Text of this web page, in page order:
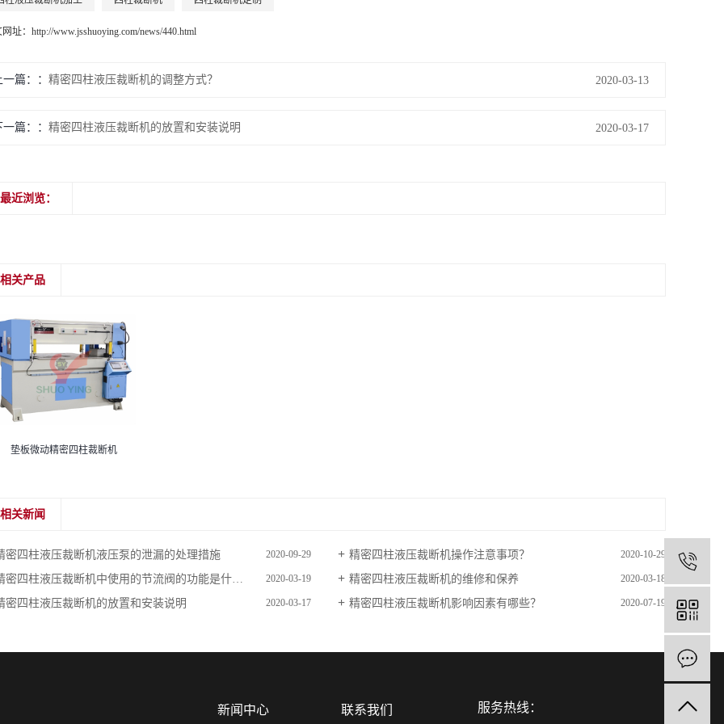
址： http://www.jsshuoying.com/news/440.html
篇： 精密四柱液压裁断机的调整方式？ 2020-03-13
篇： 精密四柱液压裁断机的放置和安装说明 2020-03-17
最近浏览：
相关产品
垫板微动精密四柱裁断机
相关新闻
密四柱液压裁断机液压泵的泄漏的处理措施 2020-09-29 精密四柱液压裁断机操作注意事项？ 2020-10-29
密四柱液压裁断机中使用的节流阀的功能是什么？ 2020-03-19 精密四柱液压裁断机的维修和保养 2020-03-18
密四柱液压裁断机的放置和安装说明 2020-03-17 精密四柱液压裁断机影响因素有哪些？ 2020-07-19
新闻中心 联系我们 服务热线：